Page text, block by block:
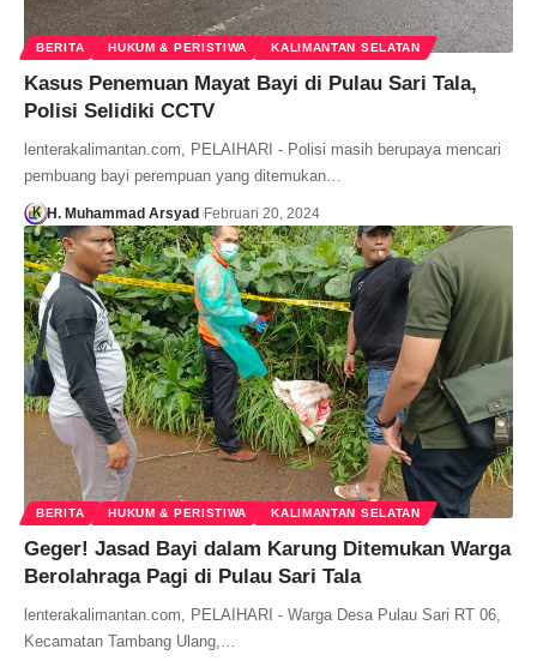
BERITA HUKUM & PERISTIWA KALIMANTAN SELATAN
Kasus Penemuan Mayat Bayi di Pulau Sari Tala,
Polisi Selidiki CCTV
lenterakalimantan.com, PELAIHARI - Polisi masih berupaya mencari
pembuang bayi perempuan yang ditemukan…
H. Muhammad Arsyad Februari 20, 2024
BERITA HUKUM & PERISTIWA KALIMANTAN SELATAN
Geger! Jasad Bayi dalam Karung Ditemukan Warga
Berolahraga Pagi di Pulau Sari Tala
lenterakalimantan.com, PELAIHARI - Warga Desa Pulau Sari RT 06,
Kecamatan Tambang Ulang,…